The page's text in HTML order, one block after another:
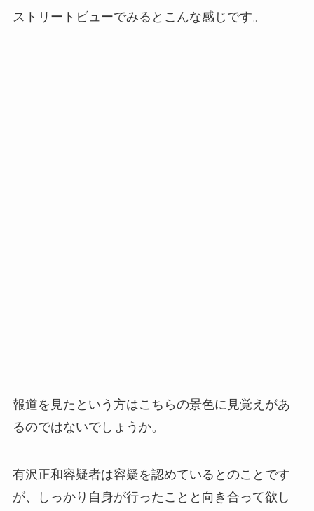
ストリートビューでみるとこんな感じです。
報道を見たという方はこちらの景色に見覚えがあ
るのではないでしょうか。
有沢正和容疑者は容疑を認めているとのことです
が、しっかり自身が行ったことと向き合って欲し